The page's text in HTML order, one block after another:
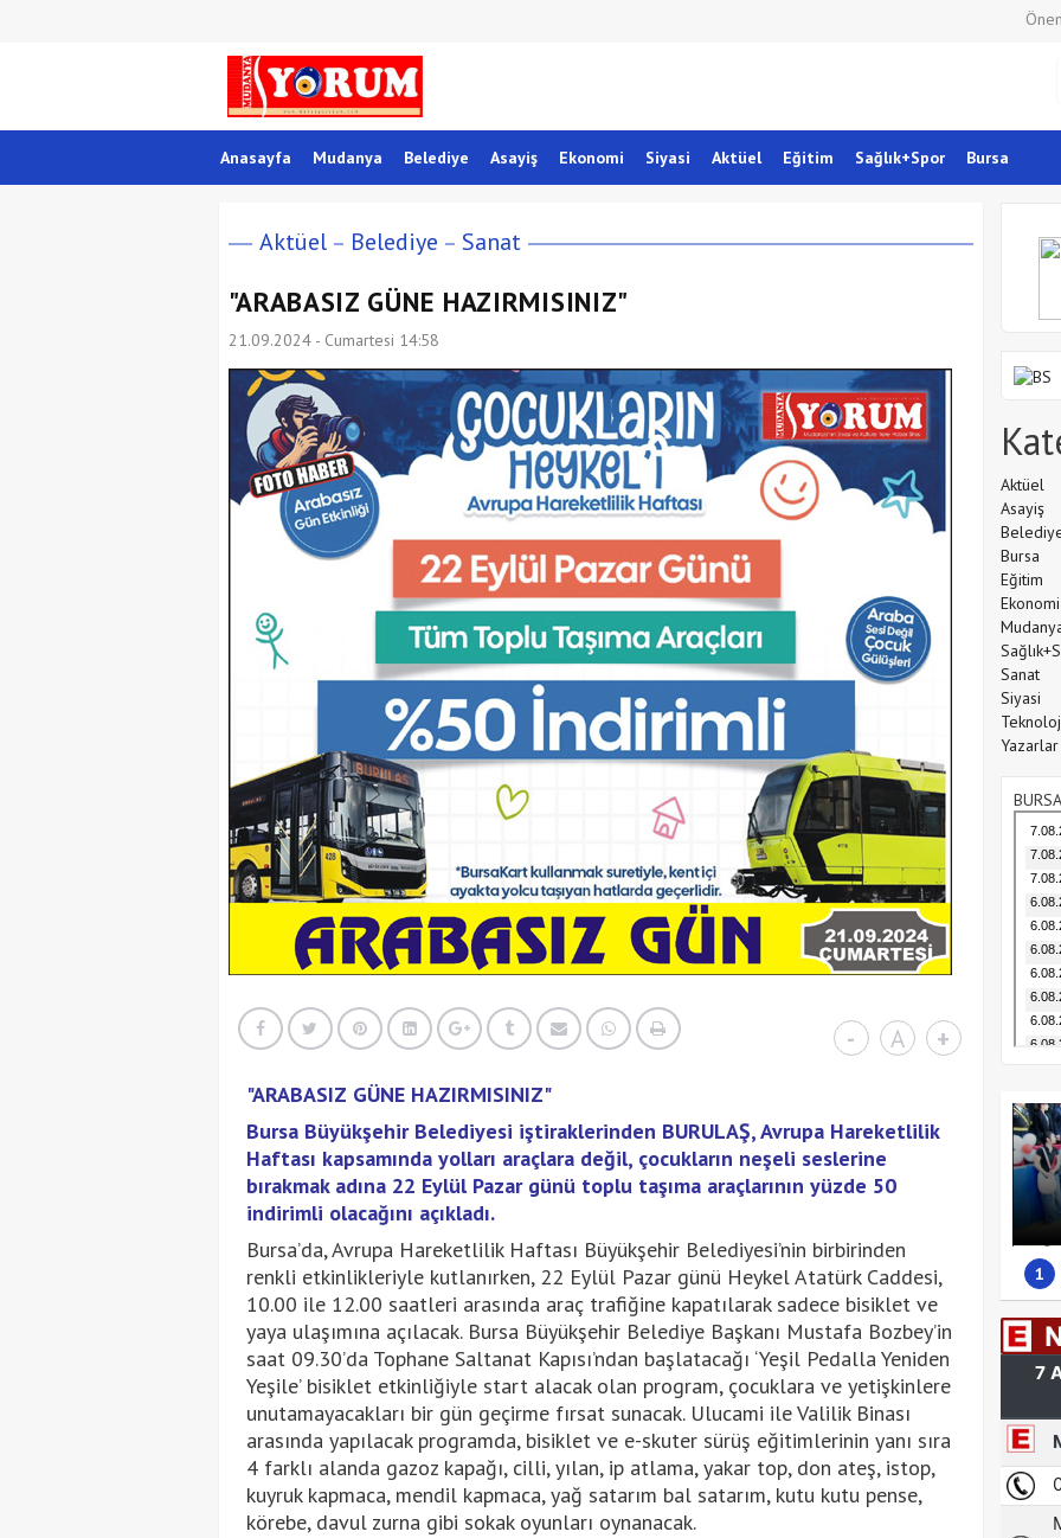
Anasayfa Mudanya Belediye Asayiş Ekonomi Siyasi Aktüel Eğitim Sağlık+Spor Bursa
Aktüel Belediye Sanat
"ARABASIZ GÜNE HAZIRMISINIZ"
21.09.2024 - Cumartesi 14:58
- A +
"ARABASIZ GÜNE HAZIRMISINIZ"
Bursa Büyükşehir Belediyesi iştiraklerinden BURULAŞ, Avrupa Hareketlilik
Haftası kapsamında yolları araçlara değil, çocukların neşeli seslerine
bırakmak adına 22 Eylül Pazar günü toplu taşıma araçlarının yüzde 50
indirimli olacağını açıkladı.
Bursa’da, Avrupa Hareketlilik Haftası Büyükşehir Belediyesi’nin birbirinden
renkli etkinlikleriyle kutlanırken, 22 Eylül Pazar günü Heykel Atatürk Caddesi,
10.00 ile 12.00 saatleri arasında araç trafiğine kapatılarak sadece bisiklet ve
yaya ulaşımına açılacak. Bursa Büyükşehir Belediye Başkanı Mustafa Bozbey’in
saat 09.30’da Tophane Saltanat Kapısı’ndan başlatacağı ‘Yeşil Pedalla Yeniden
Yeşile’ bisiklet etkinliğiyle start alacak olan program, çocuklara ve yetişkinlere
unutamayacakları bir gün geçirme fırsat sunacak. Ulucami ile Valilik Binası
arasında yapılacak programda, bisiklet ve e-skuter sürüş eğitimlerinin yanı sıra
4 farklı alanda gazoz kapağı, cilli, yılan, ip atlama, yakar top, don ateş, istop,
kuyruk kapmaca, mendil kapmaca, yağ satarım bal satarım, kutu kutu pense,
körebe, davul zurna gibi sokak oyunları oynanacak.
Aktüel
Asayiş
Bursa
Eğitim
Ekonomi
Sanat
Siyasi
Yazarlar
1